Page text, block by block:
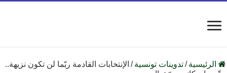
الرئيسية /تدوينات تونسية / الإنتخابات القادمة ربّما لن تكون نزيهة..